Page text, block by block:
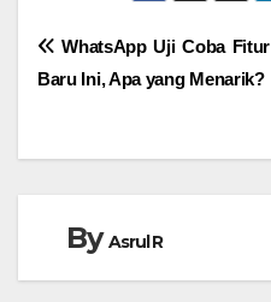
Navigasi
pos
WhatsApp Uji Coba Fitur
Baru Ini, Apa yang Menarik?
ByAsrul R